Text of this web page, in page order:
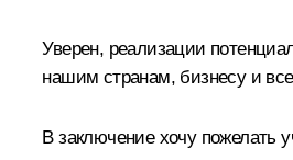
Уверен, реализации
нашим странам, бизнесу и
В заключение хочу пожелать